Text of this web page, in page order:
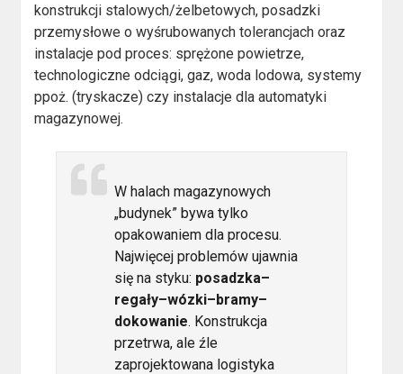
konstrukcji stalowych/żelbetowych, posadzki
przemysłowe o wyśrubowanych tolerancjach oraz
instalacje pod proces: sprężone powietrze,
technologiczne odciągi, gaz, woda lodowa, systemy
ppoż. (tryskacze) czy instalacje dla automatyki
magazynowej.
W halach magazynowych
„budynek” bywa tylko
opakowaniem dla procesu.
Najwięcej problemów ujawnia
się na styku: posadzka–
regały–wózki–bramy–
dokowanie. Konstrukcja
przetrwa, ale źle
zaprojektowana logistyka